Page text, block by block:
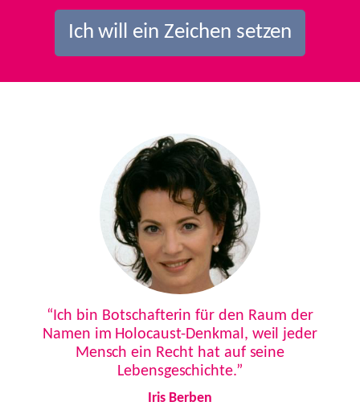
Ich will ein Zeichen setzen
“Ich bin Botschafterin für den Raum der
Namen im Holocaust-Denkmal, weil jeder
Mensch ein Recht hat auf seine
Lebensgeschichte.”
Iris Berben